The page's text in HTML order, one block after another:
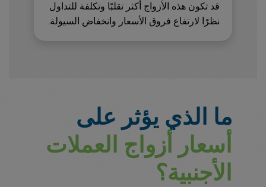
قد تكون هذه الأزواج أكثر تقلبًا وتكلفة للتداول
نظرًا لارتفاع فروق الأسعار وانخفاض السيولة.
ما الذي يؤثر على
أسعار أزواج العملات
الأجنبية؟